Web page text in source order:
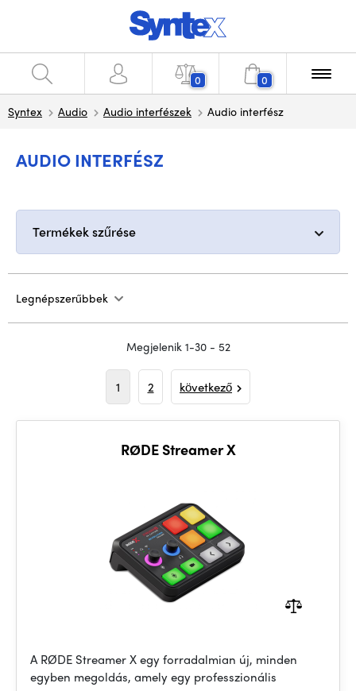
0 0
Syntex Audio Audio interfészek Audio interfész
AUDIO INTERFÉSZ
Termékek szűrése
Legnépszerűbbek
Megjelenik 1-30 - 52
1 2 következő
RØDE Streamer X
A RØDE Streamer X egy forradalmian új, minden
egyben megoldás, amely egy professzionális